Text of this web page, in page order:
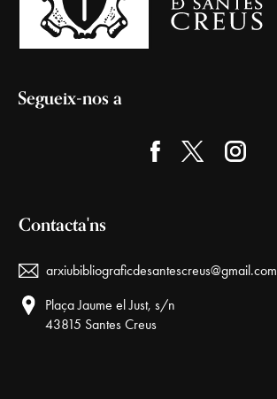
Segueix-nos a
Contacta'ns
arxiubibliograficdesantescreus@gmail.com
Plaça Jaume el Just, s/n
43815 Santes Creus